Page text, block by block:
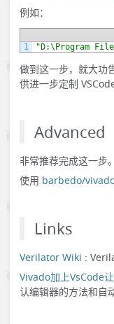
例如：
1
"D:\Program
做到这一步，就大功
供进一步定制
Advanced
非常推荐完成这一步。
使用 barbedo/
Links
Verilator Wiki :
Vivado加上VsCode
认编辑器的方法和自